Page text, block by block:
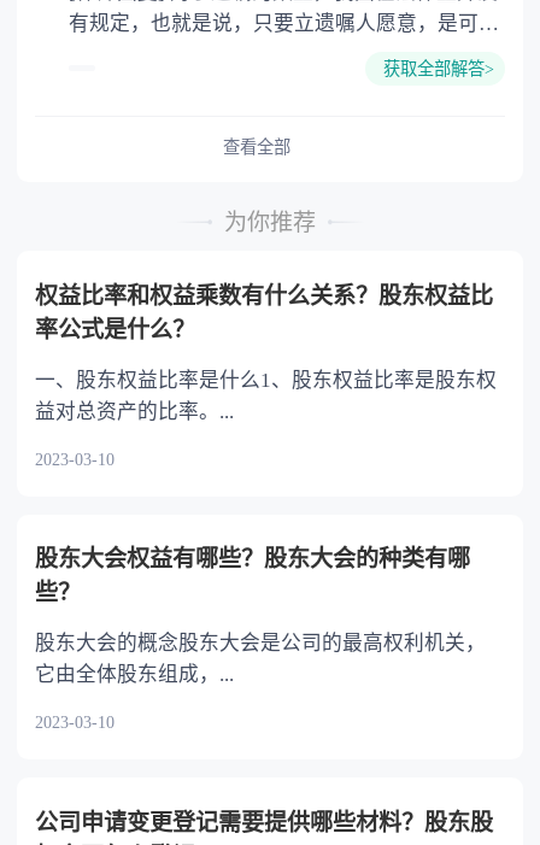
家，最终也不会有公民卡。
〈中华人民共和国民法典〉婚姻家庭编的解释
立财产分割协议时存在欺诈、胁迫等情形的，应
有规定，也就是说，只要立遗嘱人愿意，是可以
立成百上千份遗嘱的，只不过并不会都生效的，
回、变更自己所立的遗嘱。 立遗嘱后，遗嘱
容相抵触的，以最后的遗嘱为准。
获取全部解答>
查看全部
为你推荐
权益比率和权益乘数有什么关系？股东权益比
率公式是什么？
一、股东权益比率是什么1、股东权益比率是股东权
益对总资产的比率。...
2023-03-10
股东大会权益有哪些？股东大会的种类有哪
些？
股东大会的概念股东大会是公司的最高权利机关，
它由全体股东组成，...
2023-03-10
公司申请变更登记需要提供哪些材料？股东股